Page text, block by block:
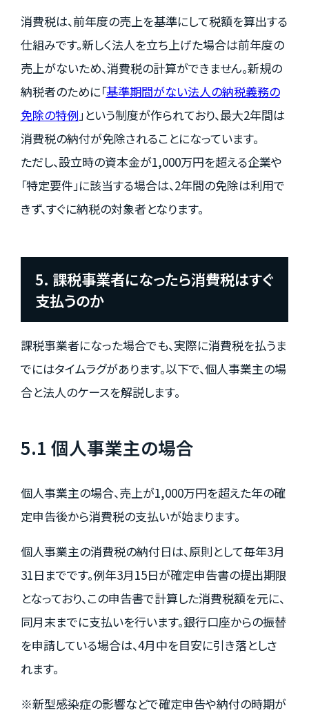
消費税は、前年度の売上を基準にして税額を算出する
仕組みです。新しく法人を立ち上げた場合は前年度の
売上がないため、消費税の計算ができません。新規の
納税者のために「基準期間がない法人の納税義務の
免除の特例 」という制度が作られており、最大2年間は
消費税の納付が免除されることになっています。
ただし、設立時の資本金が1,000万円を超える企業や
「特定要件」に該当する場合は、2年間の免除は利用で
きず、すぐに納税の対象者となります。
5. 課税事業者になったら消費税はすぐ
支払うのか
課税事業者になった場合でも、実際に消費税を払うま
でにはタイムラグがあります。以下で、個人事業主の場
合と法人のケースを解説します。
5.1 個人事業主の場合
個人事業主の場合、売上が1,000万円を超えた年の確
定申告後から消費税の支払いが始まります。
個人事業主の消費税の納付日は、原則として毎年3月
31日までです。例年3月15日が確定申告書の提出期限
となっており、この申告書で計算した消費税額を元に、
同月末までに支払いを行います。銀行口座からの振替
を申請している場合は、4月中を目安に引き落としさ
れます。
※新型感染症の影響などで確定申告や納付の時期が